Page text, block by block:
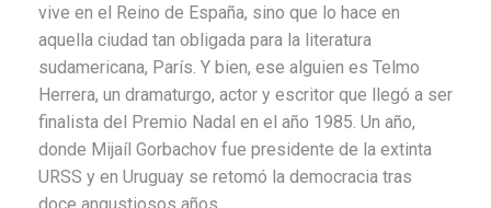
vive en el Reino de España, sino que lo hace en
aquella ciudad tan obligada para la literatura
sudamericana, París. Y bien, ese alguien es Telmo
Herrera, un dramaturgo, actor y escritor que llegó a ser
finalista del Premio Nadal en el año 1985. Un año,
donde Mijaíl Gorbachov fue presidente de la extinta
URSS y en Uruguay se retomó la democracia tras
doce angustiosos años…